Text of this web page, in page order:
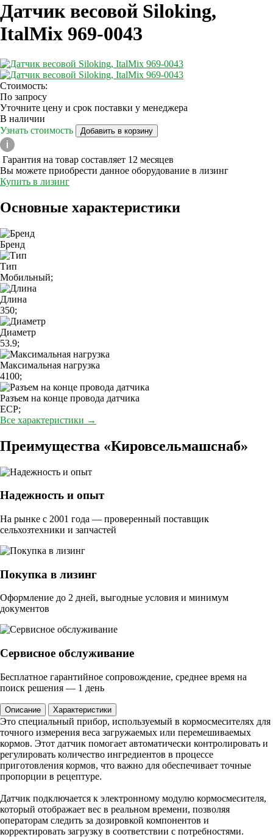
Датчик весовой Siloking,
ItalMix 969-0043
Стоимость:
По запросу
Уточните цену и срок поставки у менеджера
В наличии
Узнать стоимость
Добавить в корзину
Гарантия на товар составляет 12 месяцев
Вы можете приобрести данное оборудование в лизинг
Купить в лизинг
Основные характеристики
Бренд
Тип
Мобильный;
Длина
350;
Диаметр
53.9;
Максимальная нагрузка
4100;
Разъем на конце провода датчика
ECP;
Все характеристики →
Преимущества «Кировсельмашснаб»
Надежность и опыт
На рынке с 2001 года — проверенный поставщик
сельхозтехники и запчастей
Покупка в лизинг
Оформление до 2 дней, выгодные условия и минимум
документов
Сервисное обслуживание
Бесплатное гарантийное сопровождение, среднее время на
поиск решения — 1 день
Описание Характеристики
Это специальный прибор, используемый в кормосмесителях для
точного измерения веса загружаемых или перемешиваемых
кормов. Этот датчик помогает автоматически контролировать и
регулировать количество ингредиентов в процессе
приготовления кормов, что важно для обеспечивает точные
пропорции в рецептуре.
Датчик подключается к электронному модулю кормосмесителя,
который отображает вес в реальном времени, позволяя
операторам следить за дозировкой компонентов и
корректировать загрузку в соответствии с потребностями.